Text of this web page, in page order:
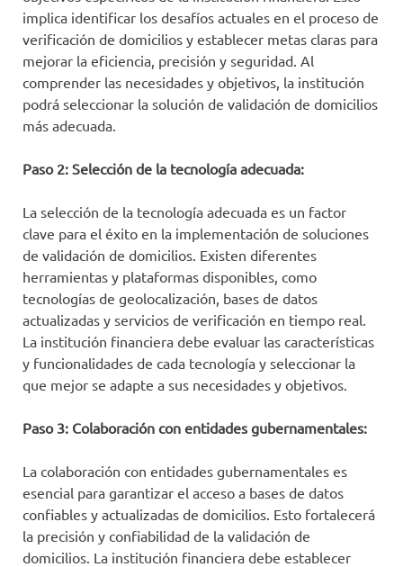
implica identificar los desafíos actuales en el proceso de
verificación de domicilios y establecer metas claras para
mejorar la eficiencia, precisión y seguridad. Al
comprender las necesidades y objetivos, la institución
podrá seleccionar la solución de validación de domicilios
más adecuada.
Paso 2: Selección de la tecnología adecuada:
La selección de la tecnología adecuada es un factor
clave para el éxito en la implementación de soluciones
de validación de domicilios. Existen diferentes
herramientas y plataformas disponibles, como
tecnologías de geolocalización, bases de datos
actualizadas y servicios de verificación en tiempo real.
La institución financiera debe evaluar las características
y funcionalidades de cada tecnología y seleccionar la
que mejor se adapte a sus necesidades y objetivos.
Paso 3: Colaboración con entidades gubernamentales:
La colaboración con entidades gubernamentales es
esencial para garantizar el acceso a bases de datos
confiables y actualizadas de domicilios. Esto fortalecerá
la precisión y confiabilidad de la validación de
domicilios. La institución financiera debe establecer